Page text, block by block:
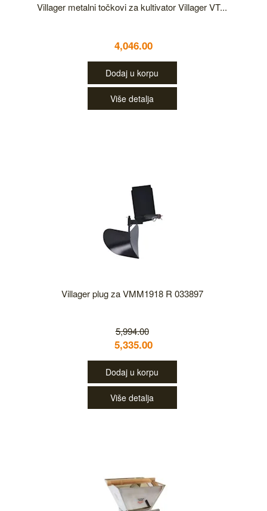
Villager metalni točkovi za kultivator Villager VT...
4,046.00
Dodaj u korpu
Više detalja
Villager plug za VMM1918 R 033897
5,994.00
5,335.00
Dodaj u korpu
Više detalja